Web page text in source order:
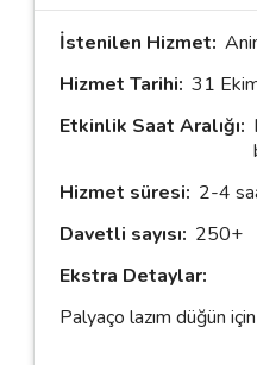
Kariyer
Blog
İstenilen Hizmet:
Hizmet Tarihi: 31
Etkinlik Saat Aralığı:
Hizmet süresi: 2-4
Davetli sayısı: 250+
Ekstra Detaylar:
Palyaço lazım düğün